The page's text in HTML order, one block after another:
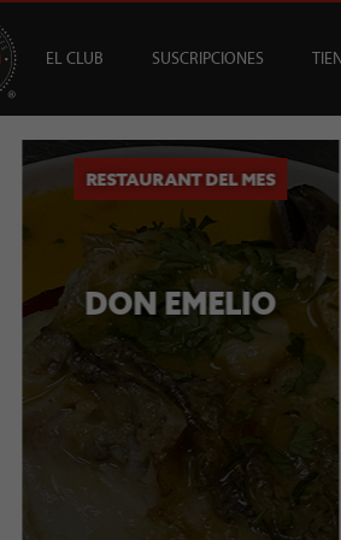
EL CLUB
CAV +
SUSCRIPCIONES
OFERTAS DESTACADOS
GUÍA MESA DE
DEL MES
DON EMELIO